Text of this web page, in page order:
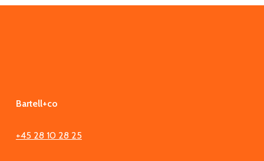
Bartell+co
+45 28 10 28 25